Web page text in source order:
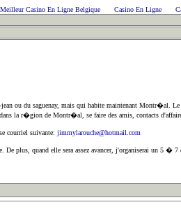
Meilleur Casino En Ligne Belgique Casino En Ligne
ou du saguenay, mais qui habite maintenant
la r�gion de Montr�al, se faire des amis, contacts
courriel suivante: jimmylarouche@hotmail.com
plus, quand elle sera assez avancer, j'organiserai un 5